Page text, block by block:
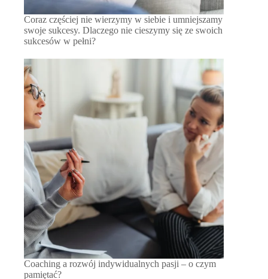
Coraz częściej nie wierzymy w siebie i umniejszamy
swoje sukcesy. Dlaczego nie cieszymy się ze swoich
sukcesów w pełni?
Coaching a rozwój indywidualnych pasji – o czym
pamiętać?